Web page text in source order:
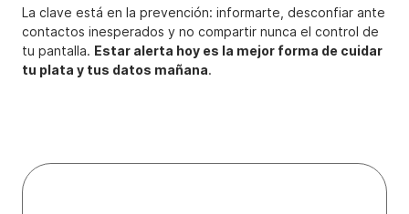
La clave está en la prevención: informarte, desconfiar ante
contactos inesperados y no compartir nunca el control de
tu pantalla. Estar alerta hoy es la mejor forma de cuidar
tu plata y tus datos mañana.